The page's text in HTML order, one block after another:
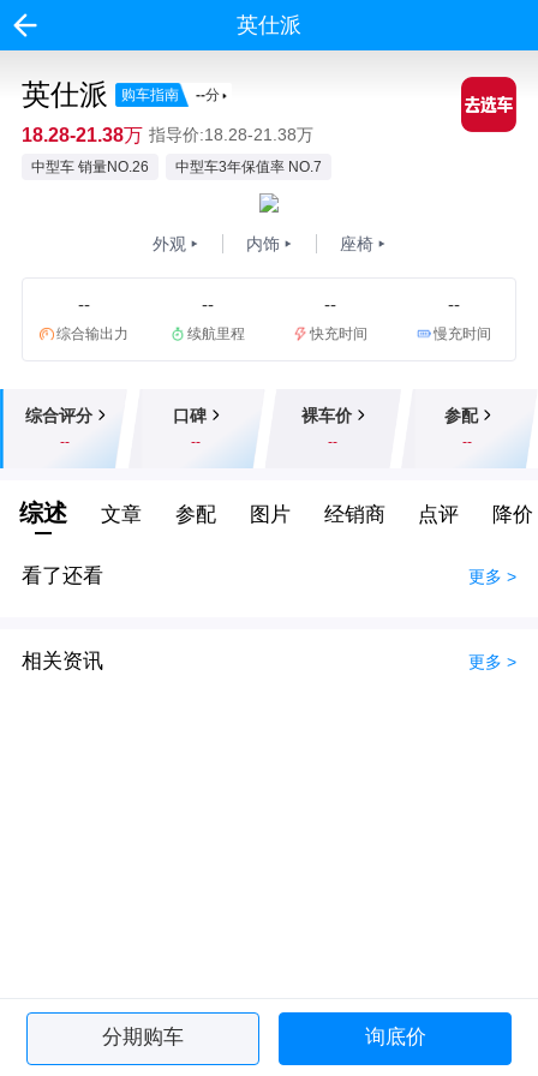
英仕派
英仕派 购车指南 --分
18.28-21.38万 指导价:18.28-21.38万
中型车 销量NO.26 中型车3年保值率 NO.7
外观 内饰 座椅
--
综合输出力
--
续航里程
--
快充时间
--
慢充时间
综合评分
--
口碑
--
裸车价
--
参配
--
综述 文章 参配 图片 经销商 点评 降价
看了还看 更多 >
相关资讯 更多 >
分期购车 询底价